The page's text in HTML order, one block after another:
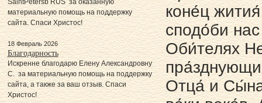
коне́ц
сподо́би
Оби́телях
Отца́ и
SaintPetersb RUS за оказанную
материальную помощь на поддержку
сайта. Спаси Христос!
18 Февраль 2026
Благодарность
Искренне благодарю Елену Александровну
С. за материальную помощь на поддержку
сайта, а также за ваш отзыв. Спаси
Христос!